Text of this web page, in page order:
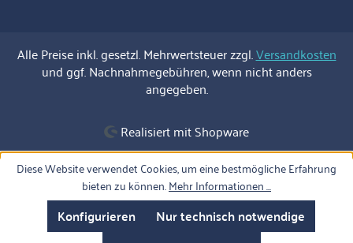
Alle Preise inkl. gesetzl. Mehrwertsteuer zzgl.Versandkosten
und ggf. Nachnahmegebühren, wenn nicht anders
angegeben.
Realisiert mit Shopware
Diese Website verwendet Cookies, um eine bestmögliche Erfahrung
bieten zu können.Mehr Informationen ...
Nur technisch notwendige
Konfigurieren